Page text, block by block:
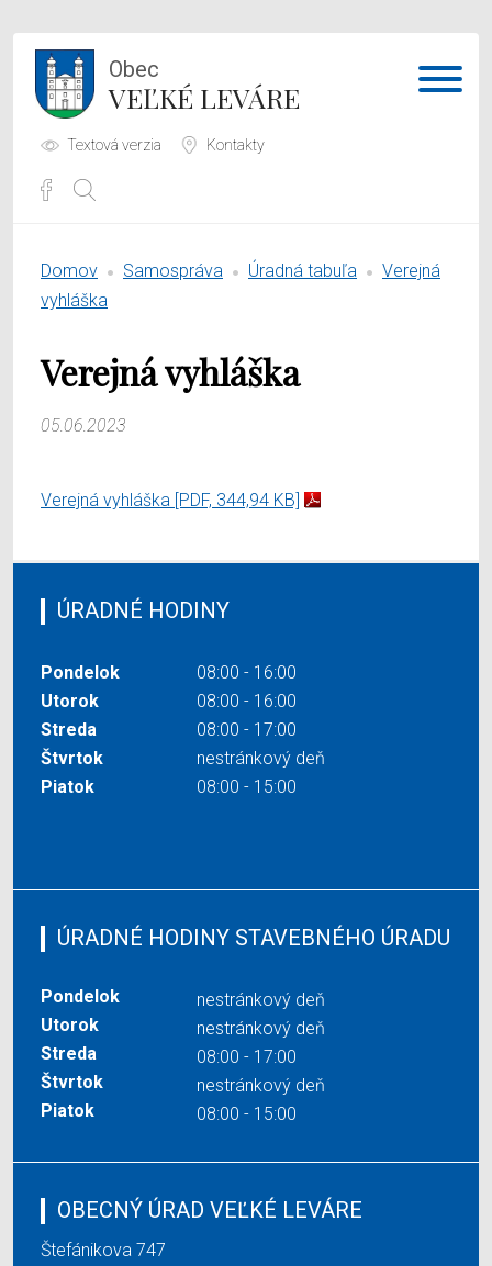
Obec
VEĽKÉ LEVÁRE
Textová verzia Kontakty
Samospráva
Domov Samospráva Úradná tabuľa
Verejná
vyhláška
Verejná vyhláška
05.06.2023
Verejná vyhláška [PDF, 344,94 KB]
ÚRADNÉ HODINY
Pondelok
08:00 - 16:00
Utorok
08:00 - 16:00
Streda
08:00 - 17:00
Štvrtok
nestránkový deň
Piatok
08:00 - 15:00
ÚRADNÉ HODINY STAVEBNÉHO ÚRADU
Pondelok
nestránkový deň
Utorok
nestránkový deň
Streda
08:00 - 17:00
Štvrtok
nestránkový deň
Piatok
08:00 - 15:00
OBECNÝ ÚRAD VEĽKÉ LEVÁRE
Štefánikova 747